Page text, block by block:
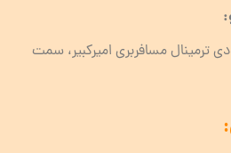
کوچه 51، ورودی ترمینال مسافربری امیرکبیر، سمت